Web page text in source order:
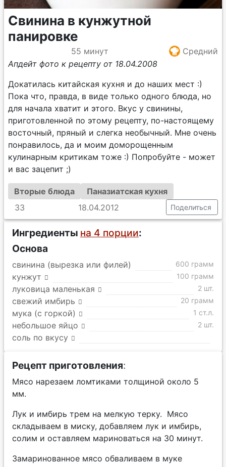
Свинина в кунжутной
панировке
55 минут
Средний
Апдейт фото к рецепту от 18.04.2008
Докатилась китайская кухня и до наших мест :)
Пока что, правда, в виде только одного блюда, но
для начала хватит и этого. Вкус у свинины,
приготовленной по этому рецепту, по-настоящему
восточный, пряный и слегка необычный. Мне очень
понравилось, да и моим доморощенным
кулинарным критикам тоже :) Попробуйте - может
и вас зацепит ;)
Вторые блюда
Паназиатская кухня
33
18.04.2012 Поделиться
Ингредиенты на 4 порции:
Основа
свинина (вырезка или филей) 600 грамм
кунжут 100 грамм
луковица маленькая 2 шт.
свежий имбирь 20 грамм
мука (с горкой) 1 ст.л.
небольшое яйцо 2 шт.
соль по вкусу
Рецепт приготовления:
Мясо нарезаем ломтиками толщиной около 5
мм.
Лук и имбирь трем на мелкую терку. Мясо
складываем в миску, добавляем лук и имбирь,
солим и оставляем мариноваться на 30 минут.
Замаринованное мясо обваливаем в муке